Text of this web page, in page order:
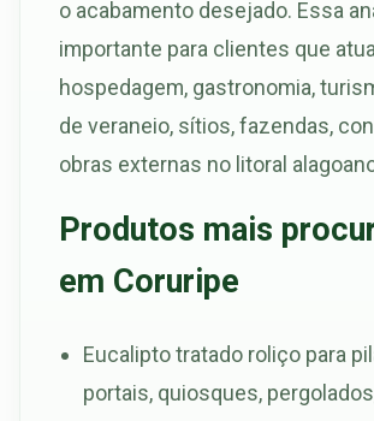
o acabamento desejado. Essa
importante para clientes que
hospedagem, gastronomia,
de veraneio, sítios, fazendas,
obras externas no litoral
Produtos mais
em Coruripe
Eucalipto tratado roliço para
portais, quiosques,